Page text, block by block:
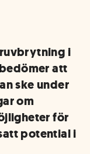
i
att
ske under
om
för
potential i